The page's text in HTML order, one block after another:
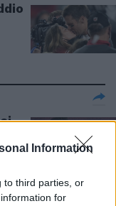
Information
to third parties, or
for